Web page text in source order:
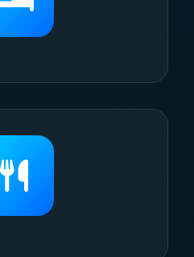
灯光调节，营造舒适睡
环境。